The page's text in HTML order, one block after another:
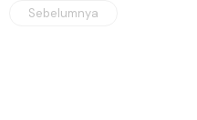
Sebelumnya